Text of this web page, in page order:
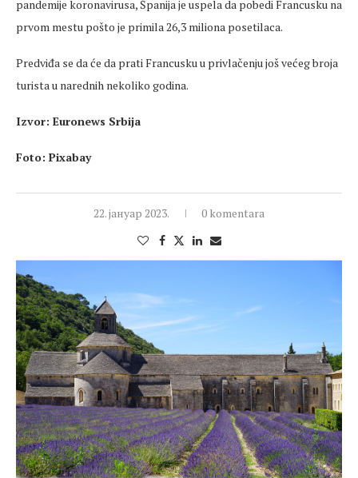
pandemije koronavirusa, Španija je uspela da pobedi Francusku na
prvom mestu pošto je primila 26,3 miliona posetilaca.
Predviđa se da će da prati Francusku u privlačenju još većeg broja
turista u narednih nekoliko godina.
Izvor: Euronews Srbija
Foto: Pixabay
22. јануар 2023. 0 komentara